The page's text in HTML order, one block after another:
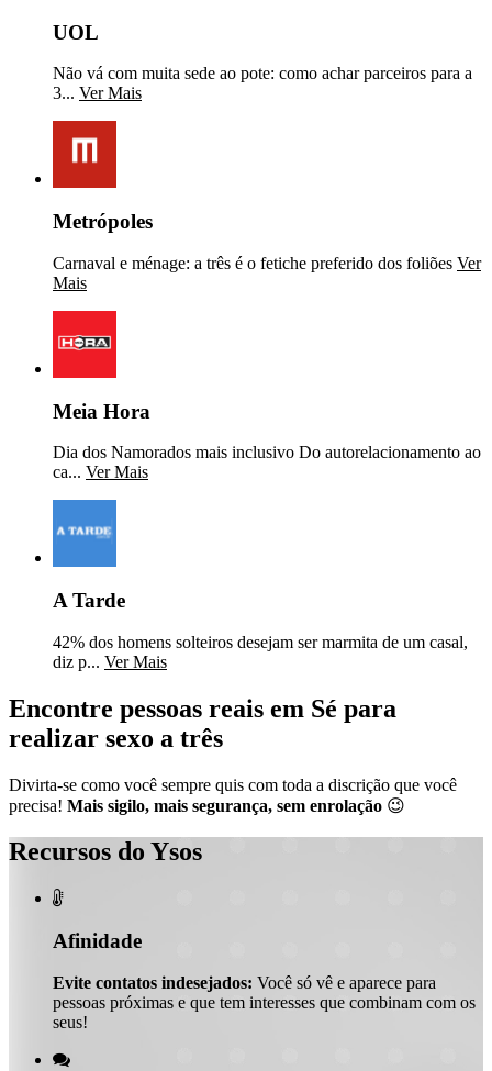
UOL
Não vá com muita sede ao pote: como achar parceiros para a
3... Ver Mais
Metrópoles
Carnaval e ménage: a três é o fetiche preferido dos foliões Ver
Mais
Meia Hora
Dia dos Namorados mais inclusivo Do autorelacionamento ao
ca... Ver Mais
A Tarde
42% dos homens solteiros desejam ser marmita de um casal,
diz p... Ver Mais
Encontre pessoas reais em Sé para
realizar sexo a três
Divirta-se como você sempre quis com toda a discrição que você
precisa! Mais sigilo, mais segurança, sem enrolação 😉
Recursos do Ysos

Afinidade
Evite contatos indesejados: Você só vê e aparece para
pessoas próximas e que tem interesses que combinam com os
seus!
